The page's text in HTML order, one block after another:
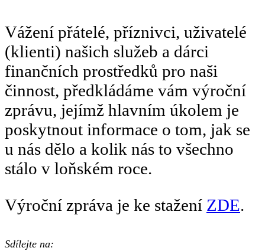
Vážení přátelé, příznivci, uživatelé
(klienti) našich služeb a dárci
finančních prostředků pro naši
činnost, předkládáme vám výroční
zprávu, jejímž hlavním úkolem je
poskytnout informace o tom, jak se
u nás dělo a kolik nás to všechno
stálo v loňském roce.
Výroční zpráva je ke stažení ZDE.
Sdílejte na: